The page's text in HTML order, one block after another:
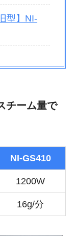
型】NI-
チーム量で
NI-GS410
1200W
16g/分